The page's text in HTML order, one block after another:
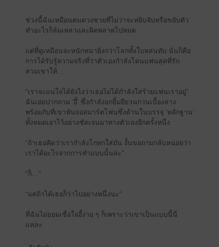
ช่วงนี้ฉันเหมือนคนดวงซวยที่ไม่ว่าจะหยิบจับหรือขยับตัว
ทำอะไรก็ล้มเหลวและผิดพลาดไปหมด
แต่ที่ดูเหมือนจะหนักหนายิ่งกว่าโลกทั้งใบหล่นทับ นั่นก็คือ
การได้รับรู้ความจริงที่ว่าตัวเองกำลังโดนแฟนสุดที่รัก
สวมเขาให้…
“เราจะแน่ใจได้ยังไงว่าเธอไม่ได้กำลังใส่ร้ายแฟนเราอยู่”
ฉันเอ่ยปากถาม ‘อี้’ ซึ่งกำลังยกยิ้มยียวนกวนเบื้องล่าง
พร้อมกับที่เขาหันจอสมาร์ตโฟนซึ่งด้านในบรรจุ ‘หลักฐาน’
ทั้งหมดเอาไว้อย่างชัดเจนมาทางตัวเองอีกครั้งหนึ่ง
“ถ้าเธอคิดว่าเรากำลังโกหกใส่มัน งั้นขอถามกลับหน่อยว่า
เราได้อะไรจากการทำแบบนั้นล่ะ”
“ก็…”
“แต่ถ้าได้เธอก็ว่าไปอย่างหนึ่งนะ”
ที่ฉันไม่ยอมเชื่อใจอี้ง่าย ๆ ก็เพราะว่าเขาเป็นแบบนี้นี่
แหละ